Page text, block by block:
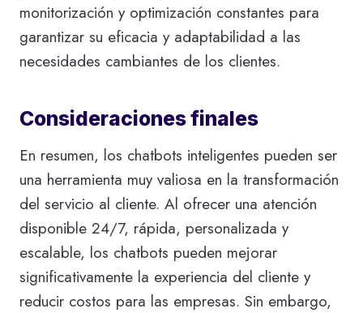
monitorización y optimización constantes para
garantizar su eficacia y adaptabilidad a las
necesidades cambiantes de los clientes.
Consideraciones finales
En resumen, los chatbots inteligentes pueden ser
una herramienta muy valiosa en la transformación
del servicio al cliente. Al ofrecer una atención
disponible 24/7, rápida, personalizada y
escalable, los chatbots pueden mejorar
significativamente la experiencia del cliente y
reducir costos para las empresas. Sin embargo,